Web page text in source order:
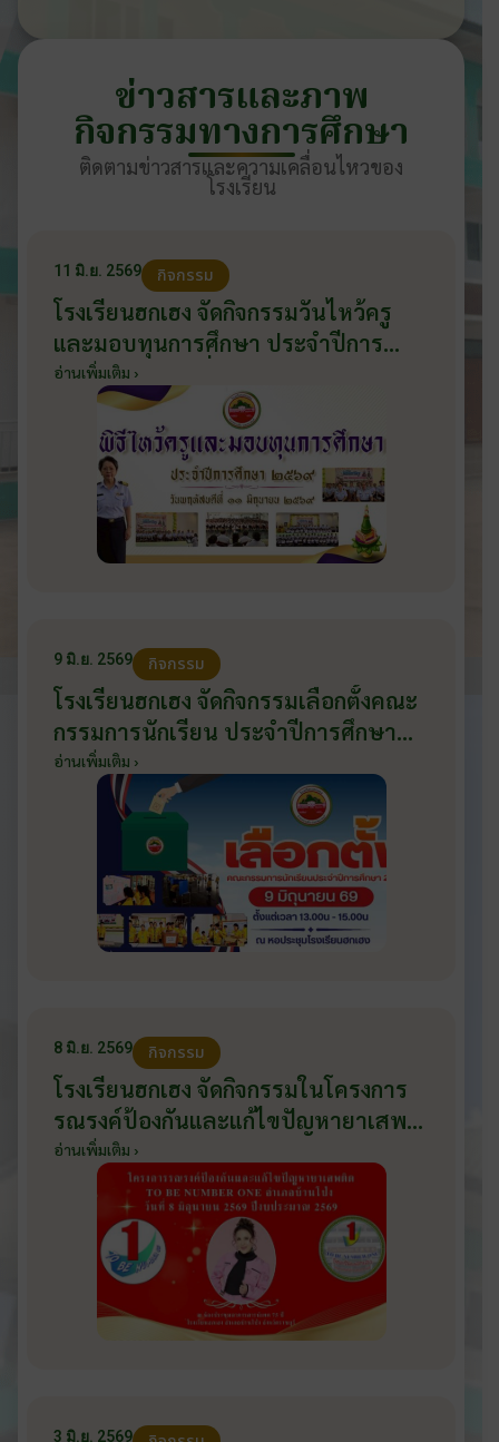
ข่าวสารและภาพ
กิจกรรมทางการศึกษา
ติดตามข่าวสารและความเคลื่อนไหวของ
โรงเรียน
11 มิ.ย. 2569 กิจกรรม
โรงเรียนฮกเฮง จัดกิจกรรมวันไหว้ครู
และมอบทุนการศึกษา ประจำปีการ
ศึกษา 2569 วันที่ 11 มิถุนายน 2569
อ่านเพิ่มเติม ›
9 มิ.ย. 2569 กิจกรรม
โรงเรียนฮกเฮง จัดกิจกรรมเลือกตั้งคณะ
กรรมการนักเรียน ประจำปีการศึกษา
2569 ส่งเสริมประชาธิปไตยในโรงเรียน
วันที่ 9 มิถุนายน 2569
อ่านเพิ่มเติม ›
8 มิ.ย. 2569 กิจกรรม
โรงเรียนฮกเฮง จัดกิจกรรมในโครงการ
รณรงค์ป้องกันและแก้ไขปัญหายาเสพ
ติด TO BE NUMBER ONE อำเภอ
บ้านโป่ง ปีงบประมาณ 2569 ให้กับ
นักเรียนแกนนำ ในวันที่ 8 มิถุนายน
2569
อ่านเพิ่มเติม ›
3 มิ.ย. 2569